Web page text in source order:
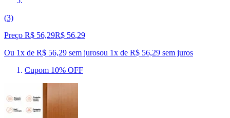
(3)
Preço R$ 56,29R$ 56,29
Ou 1x de R$ 56,29 sem jurosou 1x de R$ 56,29 sem juros
Cupom 10% OFF